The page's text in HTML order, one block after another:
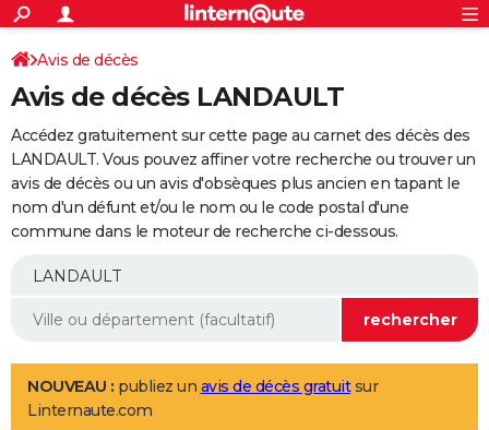
ACTUALITÉS
Politique
Société
Faits Divers
Education
Monde
Villes
+
SPORT
Coupe du monde 2026
Football
Tennis
Cyclisme
Rugby
Forum
Programme TV
TNTStreaming
Cinéma
Sorties cinéma
Musique
+
FINANCE
Retraite
Epargne
Immobilier
Risques naturels par ville
Banque
Assurance
AUTO
Essais
Réserver un essai
Citadines
Berlines
SUV
Forum auto
+
Mobiles
Meilleur smartphone
Internet
Ordinateurs
Jeux vidéo
Guide high-tech
Aménagement intérieur
LIFESTYLE
Art de vivre
Bien-être
Loisirs
Mode
Modes de vie
Avis de décès
Avis de décès LANDAULT
Accédez gratuitement sur cette page au carnet des décès des
LANDAULT. Vous pouvez affiner votre recherche ou trouver un
avis de décès ou un avis d'obsèques plus ancien en tapant le
nom d'un défunt et/ou le nom ou le code postal d'une
commune dans le moteur de recherche ci-dessous.
NOUVEAU : publiez un avis de décès gratuitsur
Linternaute.com